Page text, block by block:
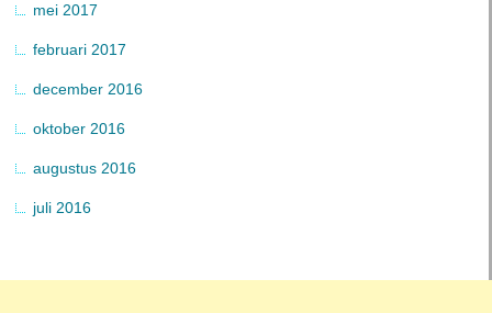
mei 2017
februari 2017
december 2016
oktober 2016
augustus 2016
juli 2016